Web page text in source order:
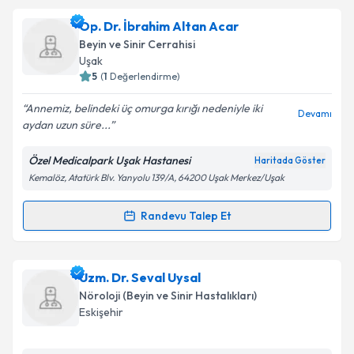
Prof. Dr. Demet Özbabalık Adapınar
takvimi talebi oluşturun. Size bu uzmandan randevu
almanız için bir takvim hazırlandığında e-posta ile
bilgilendireceğiz.
E-posta Adresiniz
Kişisel verilerimin işlenmesine ilişkinAydınlatma
Metni'ni okudum ve kişisel verilerimin belirtilen
kapsamda işlenmesini kabul ediyorum.
Op. Dr. İbrahim Altan Acar
Beyin ve Sinir Cerrahisi
Uşak
5 (1 Değerlendirme)
Annemiz, belindeki üç omurga kırığı nedeniyle iki
aydan uzun süre...
Devamı
Özel Medicalpark Uşak Hastanesi Haritada Göster
Kemalöz, Atatürk Blv. Yanyolu 139/A, 64200 Uşak Merkez/Uşak
Randevu Talep Et
Randevu Takvimi Talebi
Op. Dr. İbrahim Altan Acariçin randevu takvimi
talebi oluşturun. Size bu uzmandan randevu almanız
için bir takvim hazırlandığında e-posta ile
bilgilendireceğiz.
Uzm. Dr. Seval Uysal
Nöroloji (Beyin ve Sinir Hastalıkları)
Eskişehir